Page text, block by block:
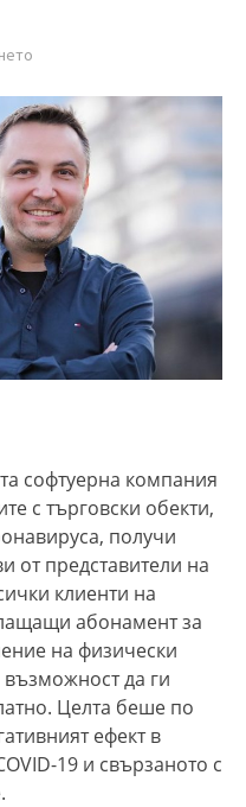
софтуерна компания
с търговски обекти,
получи
от представители на
клиенти на
абонамент за
на физически
възможност да ги
Целта беше по
ефект в
19 и свързаното с